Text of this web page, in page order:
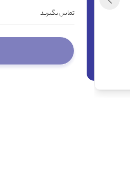
تماس بگیرید